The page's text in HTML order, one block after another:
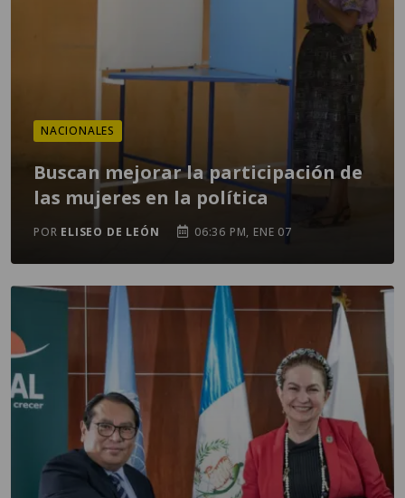
NACIONALES
Buscan mejorar la participación de
las mujeres en la política
POR ELISEO DE LEÓN 06:36 PM, ENE 07